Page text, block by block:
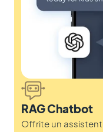
RAG Chatbot
Offrite un